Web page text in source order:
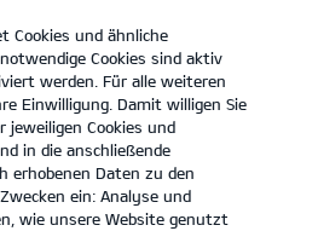
KONTAKT
Cookies und ähnliche
Cookies sind aktiv
werden. Für alle weiteren
Einwilligung. Damit willigen Sie
jeweiligen Cookies und
in die anschließende
erhobenen Daten zu den
ein: Analyse und
wie unsere Website genutzt